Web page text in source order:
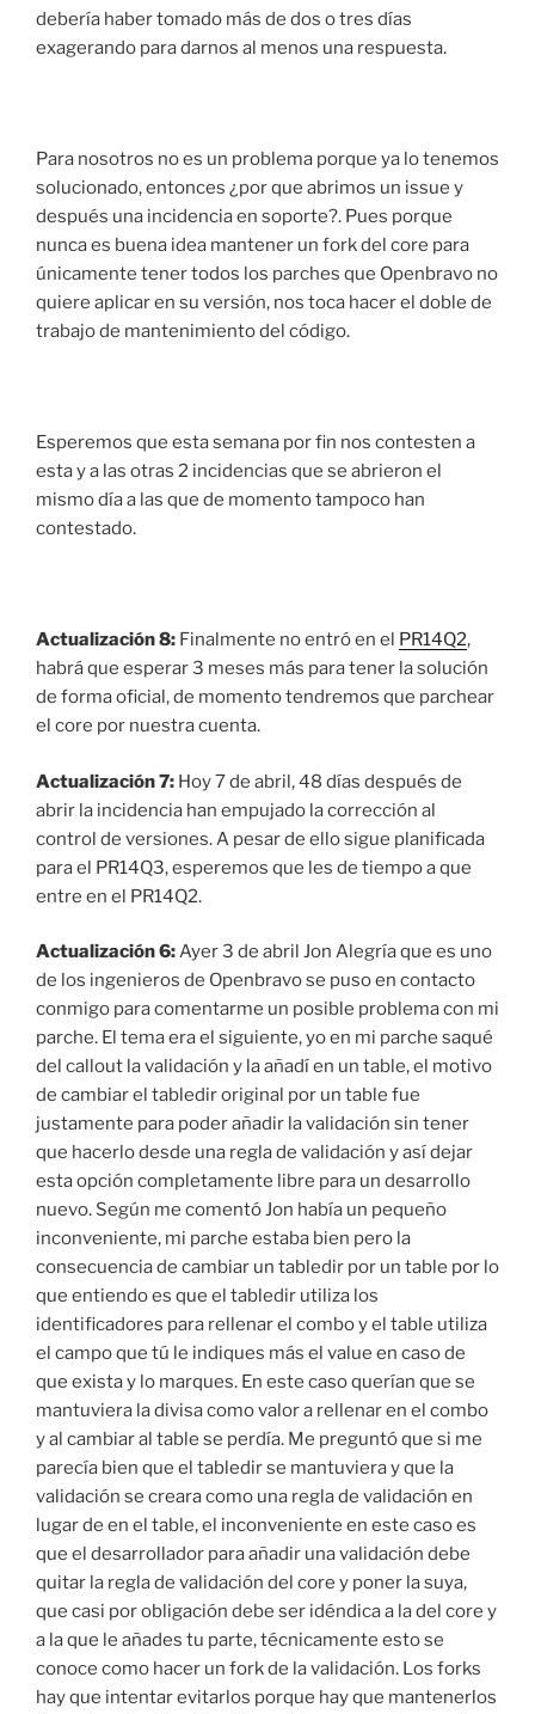
debería haber tomado más de dos o tres días
exagerando para darnos al menos una respuesta.
Para nosotros no es un problema porque ya lo tenemos
solucionado, entonces ¿por que abrimos un issue y
después una incidencia en soporte?. Pues porque
nunca es buena idea mantener un fork del core para
únicamente tener todos los parches que Openbravo no
quiere aplicar en su versión, nos toca hacer el doble de
trabajo de mantenimiento del código.
Esperemos que esta semana por fin nos contesten a
esta y a las otras 2 incidencias que se abrieron el
mismo día a las que de momento tampoco han
contestado.
Actualización 8: Finalmente no entró en el PR14Q2,
habrá que esperar 3 meses más para tener la solución
de forma oficial, de momento tendremos que parchear
el core por nuestra cuenta.
Actualización 7: Hoy 7 de abril, 48 días después de
abrir la incidencia han empujado la corrección al
control de versiones. A pesar de ello sigue planificada
para el PR14Q3, esperemos que les de tiempo a que
entre en el PR14Q2.
Actualización 6:Ayer 3 de abril Jon Alegría que es uno
de los ingenieros de Openbravo se puso en contacto
conmigo para comentarme un posible problema con mi
parche. El tema era el siguiente, yo en mi parche saqué
del callout la validación y la añadí en un table, el motivo
de cambiar el tabledir original por un table fue
justamente para poder añadir la validación sin tener
que hacerlo desde una regla de validación y así dejar
esta opción completamente libre para un desarrollo
nuevo. Según me comentó Jon había un pequeño
inconveniente, mi parche estaba bien pero la
consecuencia de cambiar un tabledir por un table por lo
que entiendo es que el tabledir utiliza los
identificadores para rellenar el combo y el table utiliza
el campo que tú le indiques más el value en caso de
que exista y lo marques. En este caso querían que se
mantuviera la divisa como valor a rellenar en el combo
y al cambiar al table se perdía. Me preguntó que si me
parecía bien que el tabledir se mantuviera y que la
validación se creara como una regla de validación en
lugar de en el table, el inconveniente en este caso es
que el desarrollador para añadir una validación debe
quitar la regla de validación del core y poner la suya,
que casi por obligación debe ser idéndica a la del core y
a la que le añades tu parte, técnicamente esto se
conoce como hacer un fork de la validación. Los forks
hay que intentar evitarlos porque hay que mantenerlos